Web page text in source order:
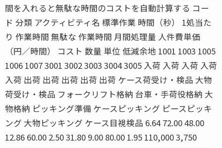
間を入れると無駄な時間のコストを自動計算する コー
ド 分類 アクティビティ名 標準作業 時間（秒） 1処当た
り 作業時間 無駄な 作業時間 月間処理量 人件費単価
（円／時間） コスト 数量 単位 低減余地 1001 1003 1005
1006 1007 3001 3002 3003 3004 3005 入荷 入荷 入荷 入荷
入荷 出荷 出荷 出荷 出荷 出荷 ケース荷受け・検品 大物
荷受け・検品 フォークリフト格納 台車・手荷役格納 大
物格納 ピッキング準備 ケースピッキング ピースピッキ
ング 大物ピッキング ケース目視検品 6.64 72.00 48.00
12.86 60.00 2.50 31.80 9.00 80.00 1.95 110,000 3,750